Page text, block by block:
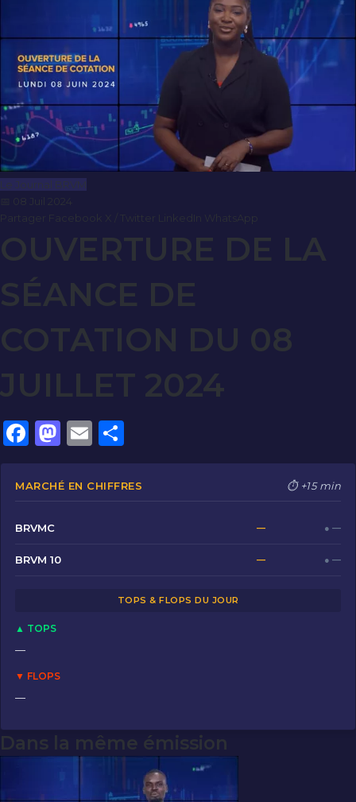
Le Journal BRVM
📅 08 Juil 2024
OUVERTURE DE LA
SÉANCE DE
COTATION DU 08
JUILLET 2024
F
a
c
b
o
o
M
a
st
o
n
E
m
ai
ar
ta
MARCHÉ EN CHIFFRES ⏱ +15 min
BRVMC — ● —
BRVM 10 — ● —
TOPS & FLOPS DU JOUR
▲ TOPS
—
▼ FLOPS
—
Dans la même émission